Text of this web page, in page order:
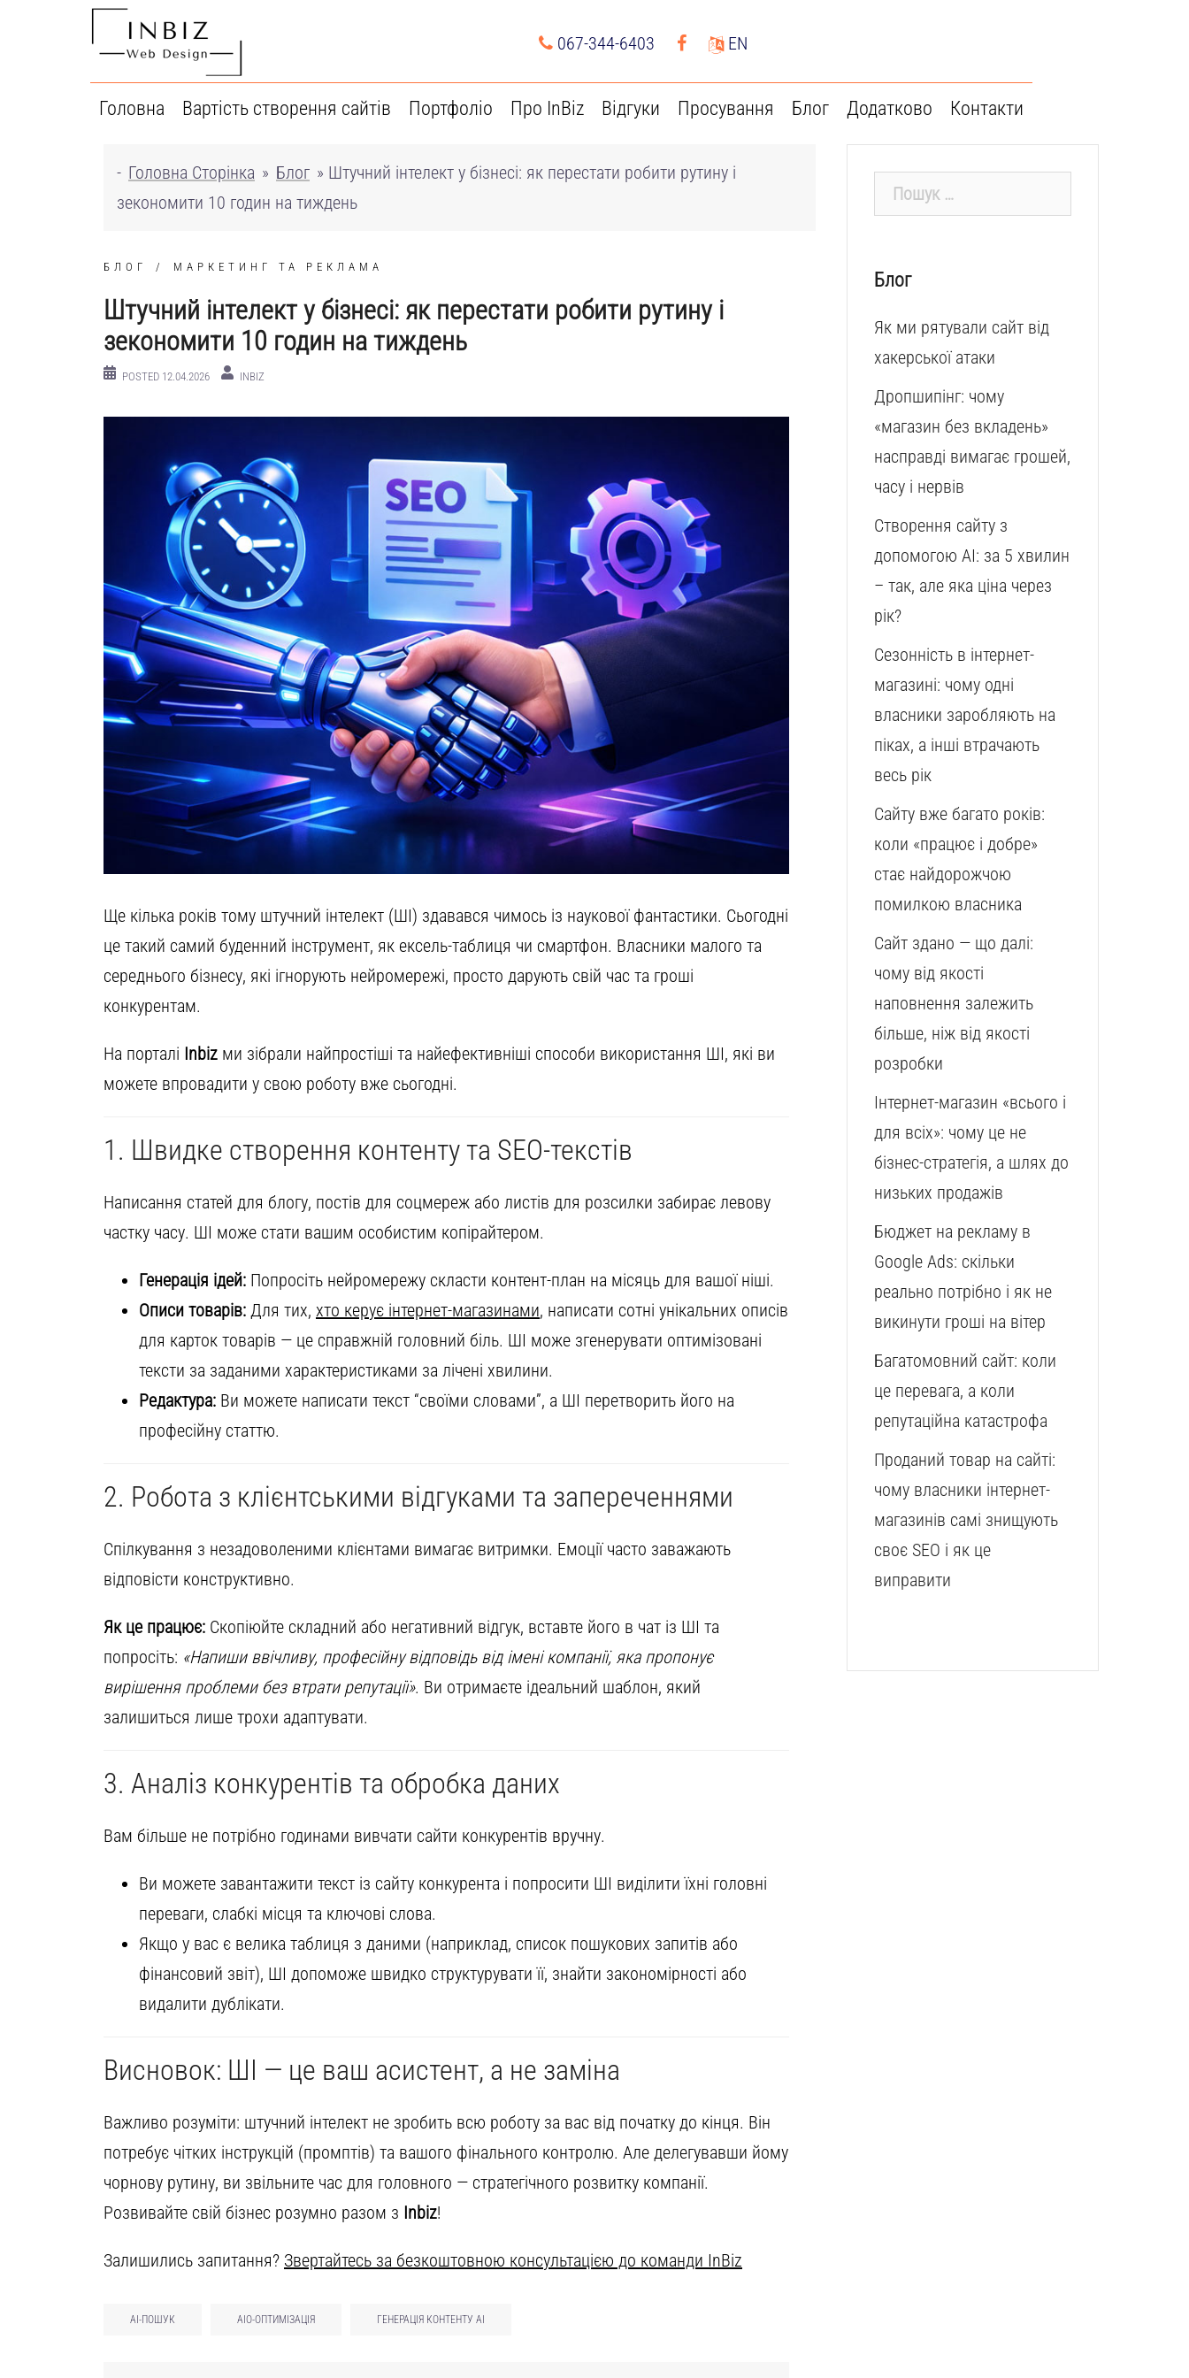
067-344-6403 EN
Головна Вартість створення сайтів Портфоліо Про InBiz Відгуки Просування Блог Додатково Контакти
- Головна Сторінка » Блог » Штучний інтелект у бізнесі: як перестати робити рутину і
зекономити 10 годин на тиждень
БЛОГ МАРКЕТИНГ ТА РЕКЛАМА
Штучний інтелект у бізнесі: як перестати робити рутину і
зекономити 10 годин на тиждень
POSTED 12.04.2026 INBIZ
Ще кілька років тому штучний інтелект (ШІ) здавався чимось із наукової фантастики. Сьогодні
це такий самий буденний інструмент, як ексель-таблиця чи смартфон. Власники малого та
середнього бізнесу, які ігнорують нейромережі, просто дарують свій час та гроші
конкурентам.
На порталі Inbiz ми зібрали найпростіші та найефективніші способи використання ШІ, які ви
можете впровадити у свою роботу вже сьогодні.
1. Швидке створення контенту та SEO-текстів
Написання статей для блогу, постів для соцмереж або листів для розсилки забирає левову
частку часу. ШІ може стати вашим особистим копірайтером.
Генерація ідей: Попросіть нейромережу скласти контент-план на місяць для вашої ніші.
Описи товарів: Для тих, хто керує інтернет-магазинами, написати сотні унікальних описів
для карток товарів — це справжній головний біль. ШІ може згенерувати оптимізовані
тексти за заданими характеристиками за лічені хвилини.
Редактура: Ви можете написати текст “своїми словами”, а ШІ перетворить його на
професійну статтю.
2. Робота з клієнтськими відгуками та запереченнями
Спілкування з незадоволеними клієнтами вимагає витримки. Емоції часто заважають
відповісти конструктивно.
Як це працює: Скопіюйте складний або негативний відгук, вставте його в чат із ШІ та
попросіть: «Напиши ввічливу, професійну відповідь від імені компанії, яка пропонує
вирішення проблеми без втрати репутації». Ви отримаєте ідеальний шаблон, який
залишиться лише трохи адаптувати.
3. Аналіз конкурентів та обробка даних
Вам більше не потрібно годинами вивчати сайти конкурентів вручну.
Ви можете завантажити текст із сайту конкурента і попросити ШІ виділити їхні головні
переваги, слабкі місця та ключові слова.
Якщо у вас є велика таблиця з даними (наприклад, список пошукових запитів або
фінансовий звіт), ШІ допоможе швидко структурувати її, знайти закономірності або
видалити дублікати.
Висновок: ШІ — це ваш асистент, а не заміна
Важливо розуміти: штучний інтелект не зробить всю роботу за вас від початку до кінця. Він
потребує чітких інструкцій (промптів) та вашого фінального контролю. Але делегувавши йому
чорнову рутину, ви звільните час для головного — стратегічного розвитку компанії.
Розвивайте свій бізнес розумно разом з Inbiz!
Залишились запитання? Звертайтесь за безкоштовною консультацією до команди InBiz
AI-ПОШУК AIO-ОПТИМІЗАЦІЯ ГЕНЕРАЦІЯ КОНТЕНТУ AI
Пошук:
Блог
Як ми рятували сайт від
хакерської атаки
Дропшипінг: чому
«магазин без вкладень»
насправді вимагає грошей,
часу і нервів
Створення сайту з
допомогою AI: за 5 хвилин
– так, але яка ціна через
рік?
Сезонність в інтернет-
магазині: чому одні
власники заробляють на
піках, а інші втрачають
весь рік
Сайту вже багато років:
коли «працює і добре»
стає найдорожчою
помилкою власника
Сайт здано — що далі:
чому від якості
наповнення залежить
більше, ніж від якості
розробки
Інтернет-магазин «всього і
для всіх»: чому це не
бізнес-стратегія, а шлях до
низьких продажів
Бюджет на рекламу в
Google Ads: скільки
реально потрібно і як не
викинути гроші на вітер
Багатомовний сайт: коли
це перевага, а коли
репутаційна катастрофа
Проданий товар на сайті:
чому власники інтернет-
магазинів самі знищують
своє SEO і як це
виправити